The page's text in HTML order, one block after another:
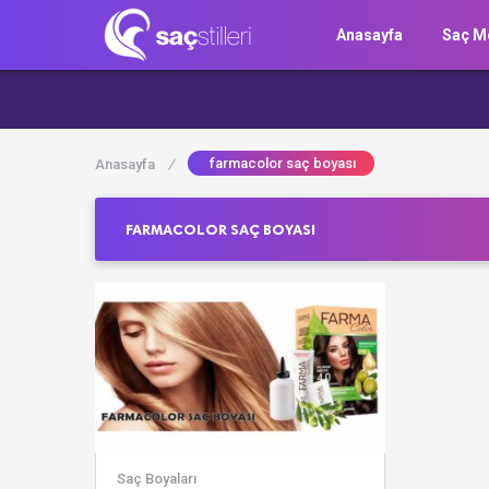
Anasayfa Saç
Anasayfa / farmacolor saç boyası
FARMACOLOR SAÇ BOYASI
Saç Boyaları